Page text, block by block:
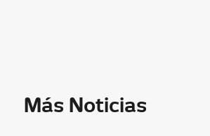
Más Noticias